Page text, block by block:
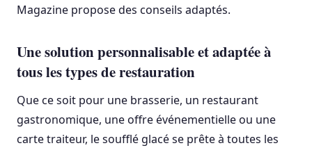
Magazine propose des conseils adaptés.
Une solution personnalisable et adaptée à
tous les types de restauration
Que ce soit pour une brasserie, un restaurant
gastronomique, une offre événementielle ou une
carte traiteur, le soufflé glacé se prête à toutes les